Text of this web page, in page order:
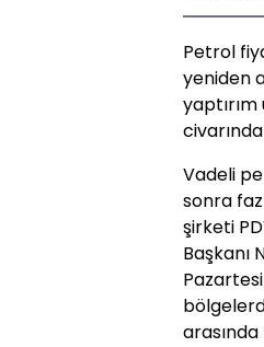
Petrol
yeniden
yaptırım
Vadeli
sonra
şirketi
Başkanı